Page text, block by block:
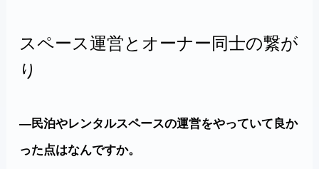
スペース運営とオーナー同士の繋が
り
―民泊やレンタルスペースの運営をやっていて良か
った点はなんですか。